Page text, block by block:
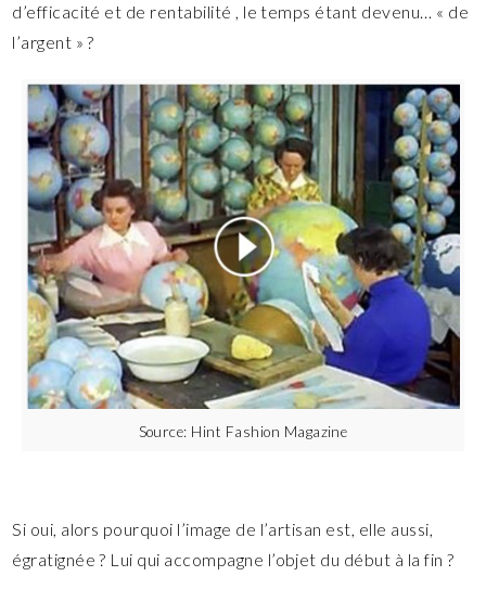
d’efficacité et de rentabilité , le temps étant devenu… « de
l’argent » ?
Source: Hint Fashion Magazine
Si oui, alors pourquoi l’image de l’artisan est, elle aussi,
égratignée ? Lui qui accompagne l’objet du début à la fin ?